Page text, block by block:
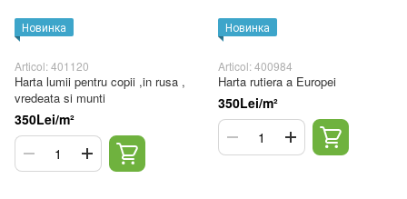
Новинка
Articol: 401120
Harta lumii pentru copii ,in rusa ,
vredeata si munti
350Lei/m²
Новинка
Articol: 400984
Harta rutiera a Europei
350Lei/m²